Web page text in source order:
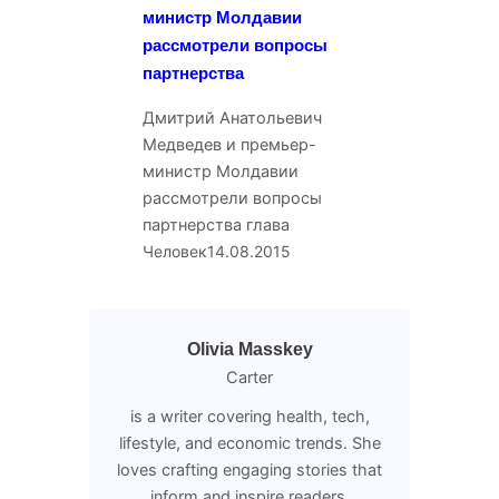
министр Молдавии
рассмотрели вопросы
партнерства
Дмитрий Анатольевич
Медведев и премьер-
министр Молдавии
рассмотрели вопросы
партнерства глава
Человек14.08.2015
Olivia Masskey
Carter
is a writer covering health, tech,
lifestyle, and economic trends. She
loves crafting engaging stories that